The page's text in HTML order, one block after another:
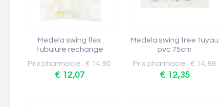
Medela swing flex
tubulure rechange
Prix pharmacie : € 14,90
€ 12,07
Medela swing free tuyau
pvc 75cm
Prix pharmacie : € 14,88
€ 12,35